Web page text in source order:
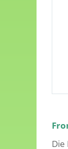
Die